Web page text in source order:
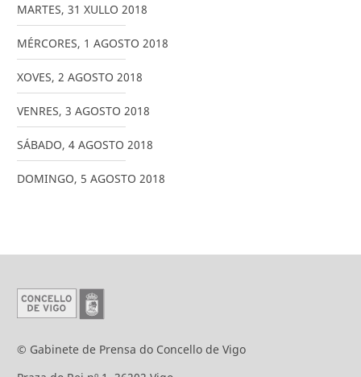
MARTES, 31 XULLO 2018
MÉRCORES, 1 AGOSTO 2018
XOVES, 2 AGOSTO 2018
VENRES, 3 AGOSTO 2018
SÁBADO, 4 AGOSTO 2018
DOMINGO, 5 AGOSTO 2018
© Gabinete de Prensa do Concello de Vigo